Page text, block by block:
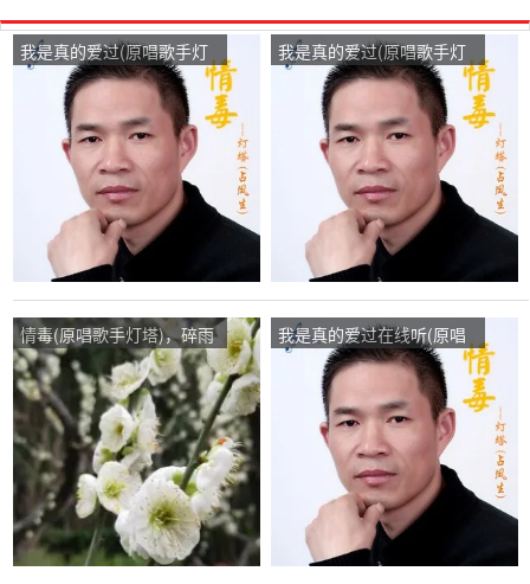
我是真的爱过(原唱歌手灯
塔)，永远幸福在线演唱
3210分
我是真的爱过(原唱歌手灯
塔)，永远幸福在线演唱
3210分
情毒(原唱歌手灯塔)，碎雨
轩创始人杰森【拒礼物】在
线演唱3476分
我是真的爱过在线听(原唱
是灯塔)，快乐天使演唱点
播:356次